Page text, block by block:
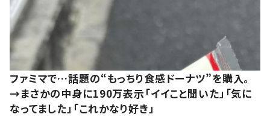
ファミマで…話題の“もっちり食感ドーナツ”を購入。
→まさかの中身に190万表示「イイこと聞いた」「気に
なってました」「これかなり好き」